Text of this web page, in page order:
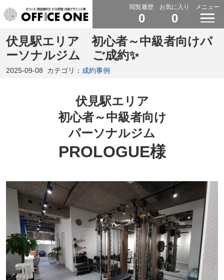
閲覧履歴
0
お気に入り
0
メニュー
伏見駅エリア 初心者～中級者向けパ
ーソナルジム ご成約✨
2025-09-08 カテゴリ： 成約事例
伏見駅エリア
初心者～中級者向け
パーソナルジム
PROLOGUE様